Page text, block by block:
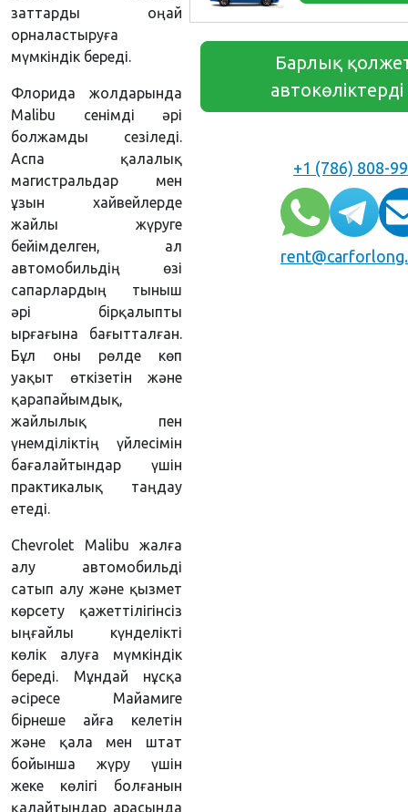
Барлық
+1 (786) 808-
заттарды оңай
орналастыруға
мүмкіндік береді.
Флорида жолдарында
Malibu сенімді әрі
болжамды сезіледі.
Аспа қалалық
магистральдар мен
ұзын хайвейлерде
жайлы жүруге
бейімделген, ал
автомобильдің өзі
сапарлардың тыныш
әрі бірқалыпты
ырғағына бағытталған.
Бұл оны рөлде көп
уақыт өткізетін және
қарапайымдық,
жайлылық пен
үнемділіктің үйлесімін
бағалайтындар үшін
практикалық таңдау
етеді.
Chevrolet Malibu жалға
алу автомобильді
сатып алу және қызмет
көрсету қажеттілігінсіз
ыңғайлы күнделікті
көлік алуға мүмкіндік
береді. Мұндай нұсқа
әсіресе Майамиге
бірнеше айға келетін
және қала мен штат
бойынша жүру үшін
жеке көлігі болғанын
қалайтындар арасында